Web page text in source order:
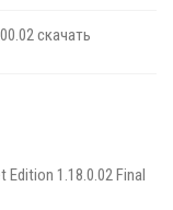
скачать
1.18.0.02 Final